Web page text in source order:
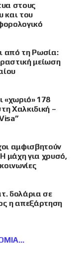
στους
και του
από τη Ρωσία:
μείωση
«χωριό» 178
Χαλκιδική –
αμφισβητούν
μάχη για χρυσό,
δολάρια σε
η απεξάρτηση